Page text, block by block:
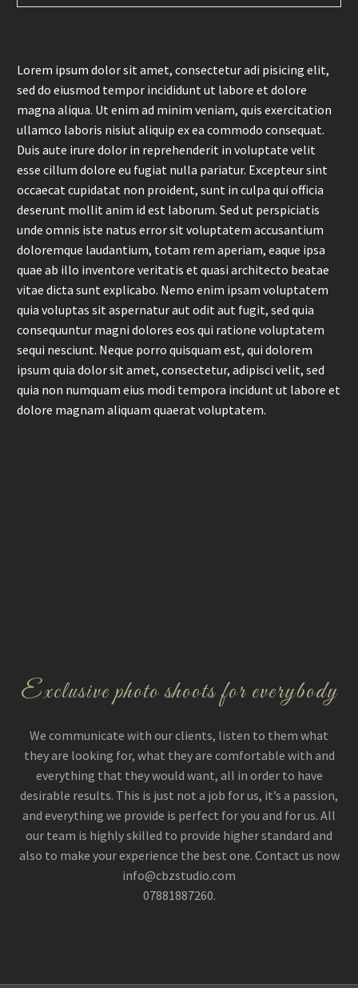
Lorem ipsum dolor sit amet, consectetur adi pisicing elit,
sed do eiusmod tempor incididunt ut labore et dolore
magna aliqua. Ut enim ad minim veniam, quis exercitation
ullamco laboris nisiut aliquip ex ea commodo consequat.
Duis aute irure dolor in reprehenderit in voluptate velit
esse cillum dolore eu fugiat nulla pariatur. Excepteur sint
occaecat cupidatat non proident, sunt in culpa qui officia
deserunt mollit anim id est laborum. Sed ut perspiciatis
unde omnis iste natus error sit voluptatem accusantium
doloremque laudantium, totam rem aperiam, eaque ipsa
quae ab illo inventore veritatis et quasi architecto beatae
vitae dicta sunt explicabo. Nemo enim ipsam voluptatem
quia voluptas sit aspernatur aut odit aut fugit, sed quia
consequuntur magni dolores eos qui ratione voluptatem
sequi nesciunt. Neque porro quisquam est, qui dolorem
ipsum quia dolor sit amet, consectetur, adipisci velit, sed
quia non numquam eius modi tempora incidunt ut labore et
dolore magnam aliquam quaerat voluptatem.
Exclusive photo shoots for everybody
We communicate with our clients, listen to them what
they are looking for, what they are comfortable with and
everything that they would want, all in order to have
desirable results. This is just not a job for us, it’s a passion,
and everything we provide is perfect for you and for us. All
our team is highly skilled to provide higher standard and
also to make your experience the best one. Contact us now
info@cbzstudio.com
07881887260.